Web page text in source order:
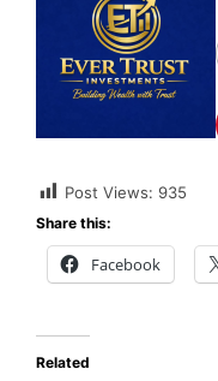
Post Views: 935
Share this:
Facebook
Related